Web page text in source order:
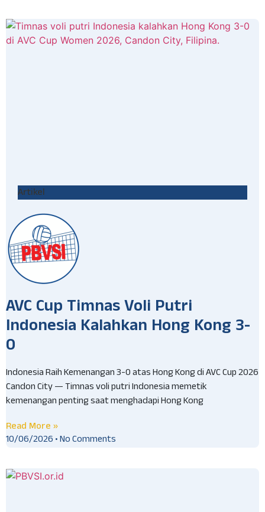
Artikel
AVC Cup Timnas Voli Putri
Indonesia Kalahkan Hong Kong 3-
0
Indonesia Raih Kemenangan 3-0 atas Hong Kong di AVC Cup 2026
Candon City — Timnas voli putri Indonesia memetik
kemenangan penting saat menghadapi Hong Kong
Read More »
10/06/2026 No Comments